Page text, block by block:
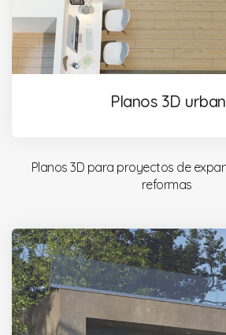
Planos 3D
Planos 3D para proyectos de
reformas